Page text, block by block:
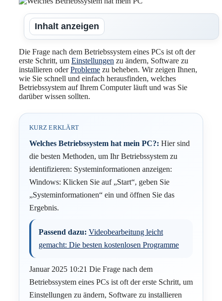
Inhalt anzeigen
Die Frage nach dem Betriebssystem eines PCs ist oft der
erste Schritt, um Einstellungen zu ändern, Software zu
installieren oderProbleme zu beheben. Wir zeigen Ihnen,
wie Sie schnell und einfach herausfinden, welches
Betriebssystem auf Ihrem Computer läuft und was Sie
darüber wissen sollten.
KURZ ERKLÄRT
Welches Betriebssystem hat mein PC?: Hier sind
die besten Methoden, um Ihr Betriebssystem zu
identifizieren: Systeminformationen anzeigen:
Windows: Klicken Sie auf „Start“, geben Sie
„Systeminformationen“ ein und öffnen Sie das
Ergebnis.
Passend dazu: Videobearbeitung leicht
gemacht: Die besten kostenlosen Programme
Januar 2025 10:21 Die Frage nach dem
Betriebssystem eines PCs ist oft der erste Schritt, um
Einstellungen zu ändern, Software zu installieren